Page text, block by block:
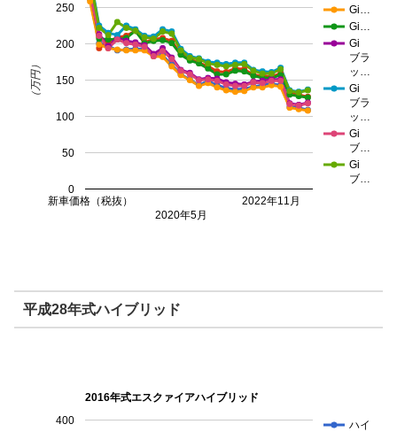
Gi…
Gi…
Gi
ブラ
ッ…
Gi
ブラ
ッ…
Gi
ブ…
Gi
ブ…
新車価格（税抜）
2020年5月
2022年11月
0
50
100
150
200
250
（万円）
平成28年式ハイブリッド
2016年式エスクァイアハイブリッド
ハイ
400